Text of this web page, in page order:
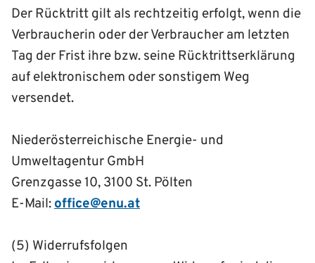
Der Rücktritt gilt als rechtzeitig erfolgt, wenn die
Verbraucherin oder der Verbraucher am letzten
Tag der Frist ihre bzw. seine Rücktrittserklärung
auf elektronischem oder sonstigem Weg
versendet.
Niederösterreichische Energie- und
Umweltagentur GmbH
Grenzgasse 10, 3100 St. Pölten
E-Mail:office@enu.at
(5) Widerrufsfolgen